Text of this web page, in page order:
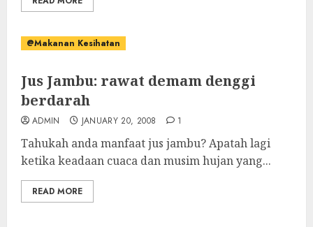
@Makanan Kesihatan
Jus Jambu: rawat demam denggi
berdarah
ADMIN JANUARY 20, 2008 1
Tahukah anda manfaat jus jambu? Apatah lagi
ketika keadaan cuaca dan musim hujan yang...
READ MORE